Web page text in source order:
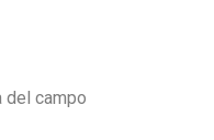
del campo